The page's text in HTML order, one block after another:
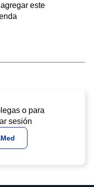
este
o para
sesión